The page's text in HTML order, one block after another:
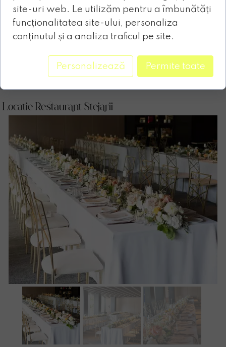
Locatie Restaurant Stejarii
site-uri web. Le utilizăm pentru a îmbunătăți
funcționalitatea site-ului, personaliza
conținutul și a analiza traficul pe site.
Personalizează Permite toate